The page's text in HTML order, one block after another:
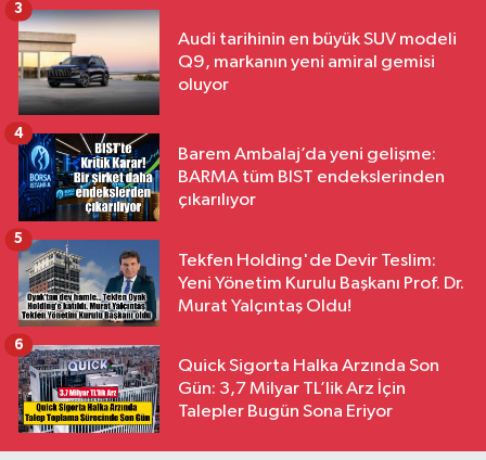
Audi tarihinin en büyük SUV modeli
Q9, markanın yeni amiral gemisi
oluyor
3
Barem Ambalaj’da yeni gelişme:
BARMA tüm BIST endekslerinden
çıkarılıyor
4
Tekfen Holding'de Devir Teslim:
Yeni Yönetim Kurulu Başkanı Prof. Dr.
Murat Yalçıntaş Oldu!
5
Quick Sigorta Halka Arzında Son
Gün: 3,7 Milyar TL’lik Arz İçin
Talepler Bugün Sona Eriyor
6